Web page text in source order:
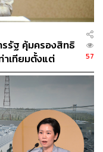
ำนักข่าว THE
รัฐ คุ้มครองสิทธิ
าเทียมตั้งแต่
57